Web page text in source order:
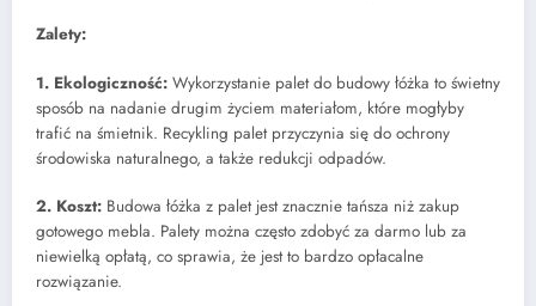
Zalety:
1. Ekologiczność: Wykorzystanie palet do budowy łóżka to świetny
sposób na nadanie drugim życiem materiałom, które mogłyby
trafić na śmietnik. Recykling palet przyczynia się do ochrony
środowiska naturalnego, a także redukcji odpadów.
2. Koszt: Budowa łóżka z palet jest znacznie tańsza niż zakup
gotowego mebla. Palety można często zdobyć za darmo lub za
niewielką opłatą, co sprawia, że jest to bardzo opłacalne
rozwiązanie.